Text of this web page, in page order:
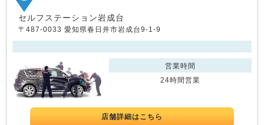
セルフステーション岩成台
〒487-0033 愛知県春日井市岩成台9-1-9
営業時間
24時間営業
店舗詳細はこちら